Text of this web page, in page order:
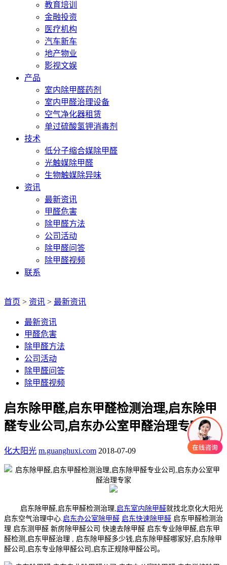
教育培训
金融投资
医疗机构
汽车新车
地产物业
影视文娱
产品
室内除甲醛药剂
室内甲醛治理设备
空气净化器租赁
单过硫酸氢钾消毒剂
技术
低分子缩合媒除甲醛
光触媒除甲醛
生物触媒除异味
资讯
最新资讯
甲醛危害
除甲醛方法
公司活动
除甲醛问答
除甲醛视频
联系
首页 > 资讯 > 最新资讯
最新资讯
甲醛危害
除甲醛方法
公司活动
除甲醛问答
除甲醛视频
启东除甲醛,启东甲醛检测治理,启东除甲
醛专业公司,启东办公室甲醛治理专家
化大阳光 m.guanghuxi.com 2018-07-09
启东除甲醛,启东甲醛检测治理, 启东室内除甲醛就找北京化大阳光
启东空气治理中心. 启东办公室除甲醛 启东快速除甲醛 启东甲醛检测治
理 启东测甲醛 新房除甲醛公司 快速去除甲醛 启东专业除甲醛,启东甲
醛检测,启东甲醛治理 , 启东除甲醛多少钱,启东除甲醛哪家好,启东除甲
醛公司,启东专业除甲醛公司,启东正规除甲醛公司。